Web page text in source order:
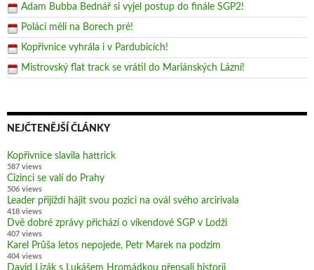
Adam Bubba Bednář si vyjel postup do finále SGP2!
Poláci měli na Borech pré!
Kopřivnice vyhrála i v Pardubicích!
Mistrovský flat track se vrátil do Mariánských Lázní!
NEJČTENĚJŠÍ ČLÁNKY
Kopřivnice slavila hattrick
587 views
Cizinci se valí do Prahy
506 views
Leader přijíždí hájit svou pozici na ovál svého arcirivala
418 views
Dvě dobré zprávy přichází o víkendové SGP v Lodži
407 views
Karel Průša letos nepojede, Petr Marek na podzim
404 views
David Lizák s Lukášem Hromádkou přepsali historii